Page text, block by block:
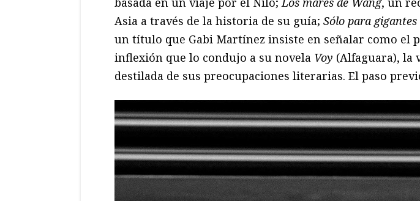
Asia a través de la historia de su guía; Sólo para gigantes
un título que Gabi Martínez insiste en señalar como el
inflexión que lo condujo a su novela Voy (Alfaguara), la
destilada de sus preocupaciones literarias. El paso